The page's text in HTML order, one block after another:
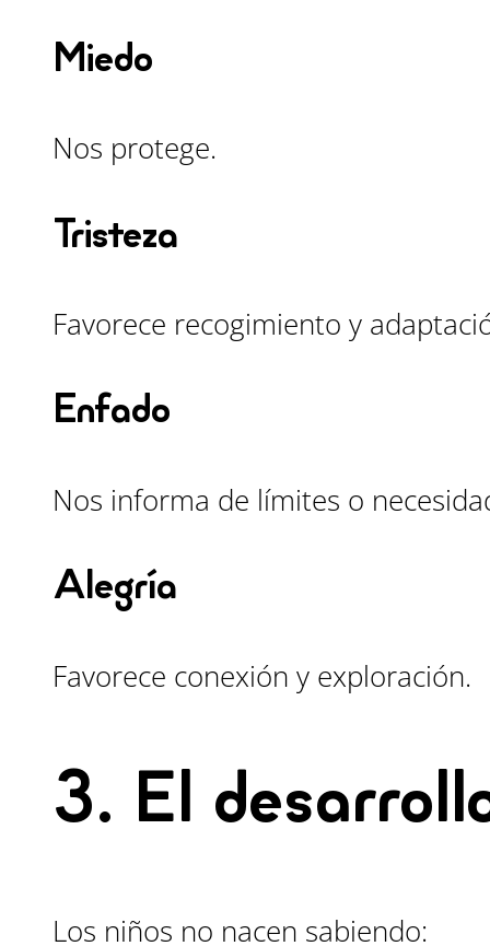
Miedo
Nos protege.
Tristeza
Favorece recogimiento y
Enfado
Nos informa de límites o
Alegría
Favorece conexión y exploración.
3. El
Los niños no nacen sabiendo: